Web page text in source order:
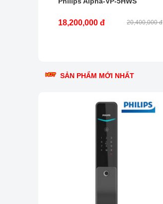
18,200,000 đ 20,400,000 đ
SẢN PHẨM MỚI NHẤT